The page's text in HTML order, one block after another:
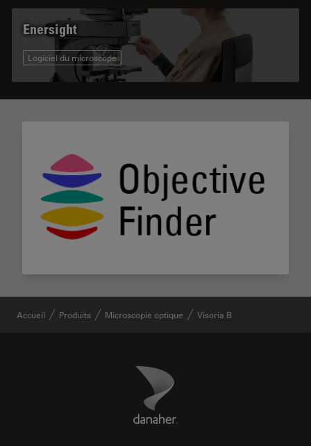
Enersight
Logiciel du microscope
Accueil Produits Microscopie optique Visoria B
Danaher Logo